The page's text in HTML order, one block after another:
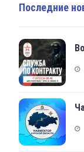
Последние